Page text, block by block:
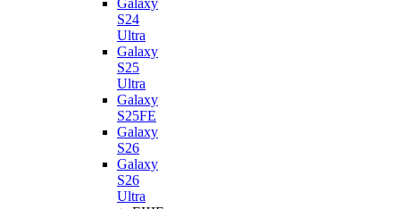
Galaxy
S24
Ultra
Galaxy
S25
Ultra
Galaxy
S25FE
Galaxy
S26
Galaxy
S26
Ultra